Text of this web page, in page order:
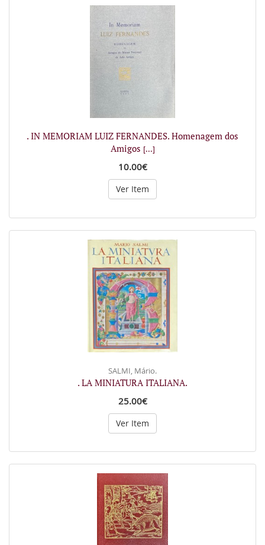
. IN MEMORIAM LUIZ FERNANDES. Homenagem dos
Amigos [...]
10.00€
Ver Item
SALMI, Mário.
. LA MINIATURA ITALIANA.
25.00€
Ver Item